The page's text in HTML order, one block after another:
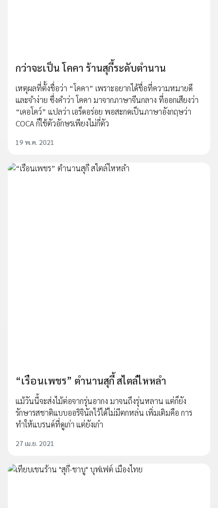
กว่าจะเป็น โคคา ร้านสุกี้ระดับตำนาน
เหตุผลที่ตั้งชื่อว่า​ “โคคา” เพราะอยากได้ชื่อที่ความหมายดี
และจำง่าย ซึ่งคำว่า โคคา มาจากภาษาจีนกลาง ที่ออกเสียงว่า
“เคอโคว์” แปลว่า เอร็ดอร่อย พอสะกดเป็นภาษาอังกฤษว่า
COCA ก็ใช้ตัวอักษรเพียงไม่กี่ตัว
19 พ.ค. 2021
“เรือนเพชร” ตำนานสุกี้ สไตล์ไหหลำ
แม้วันนี้จะส่งไม้ต่อจากรุ่นอากง มาจนถึงรุ่นหลาน แต่ก็ยัง
รักษารสชาติแบบออริจินัลไว้ได้ไม่มีตกหล่น เพิ่มเติมคือ การ
ทำให้แบรนด์ที่ดูเก่า แต่ยังเก๋า
27 เม.ย. 2021